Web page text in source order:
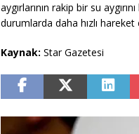
aygırlarının rakip bir su
durumlarda daha hızlı
Kaynak: Star Gazetesi